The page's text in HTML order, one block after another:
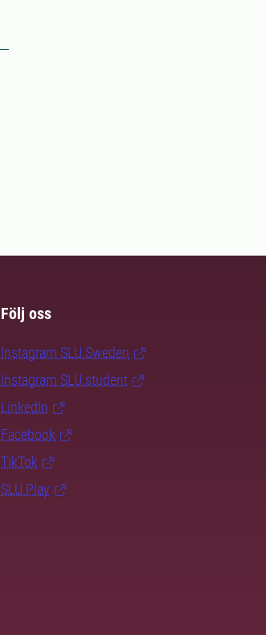
Följ oss
Instagram SLU.Sweden
Instagram SLU.student
LinkedIn
Facebook
TikTok
SLU Play